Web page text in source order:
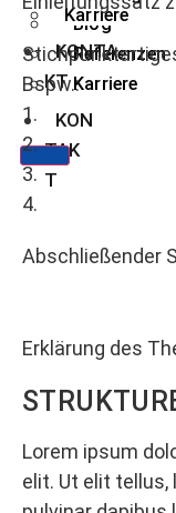
Blog
Referenzen
Karriere
KON
TAK
T
Karriere
KONTA
KT
Bspw.:
1.
2.
3.
4.
Abschließender
Erklärung des
Lorem ipsum
elit. Ut elit